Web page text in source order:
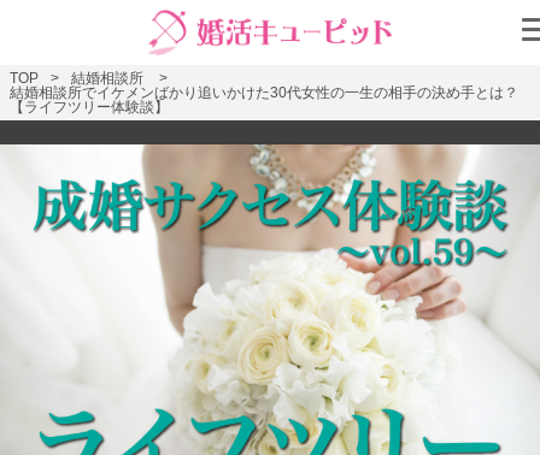
TOP
結婚相談所
結婚相談所でイケメンばかり追いかけた30代女性の一生の相手の決め手とは？
【ライフツリー体験談】